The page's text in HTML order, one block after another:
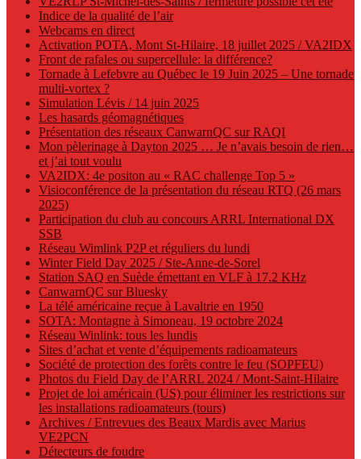
Indice de la qualité de l’air
Webcams en direct
Activation POTA, Mont St-Hilaire, 18 juillet 2025 / VA2IDX
Front de rafales ou supercellule: la différence?
Tornade à Lefebvre au Québec le 19 Juin 2025 – Une tornade
multi-vortex ?
Simulation Lévis / 14 juin 2025
Les hasards géomagnétiques
Présentation des réseaux CanwarnQC sur RAQI
Mon pèlerinage à Dayton 2025 … Je n’avais besoin de rien…
et j’ai tout voulu
VA2IDX: 4e positon au « RAC challenge Top 5 »
Visioconférence de la présentation du réseau RTQ (26 mars
2025)
Participation du club au concours ARRL International DX
SSB
Réseau Wimlink P2P et réguliers du lundi
Winter Field Day 2025 / Ste-Anne-de-Sorel
Station SAQ en Suède émettant en VLF à 17.2 KHz
CanwarnQC sur Bluesky
La télé américaine reçue à Lavaltrie en 1950
SOTA: Montagne à Simoneau, 19 octobre 2024
Réseau Winlink: tous les lundis
Sites d’achat et vente d’équipements radioamateurs
Société de protection des forêts contre le feu (SOPFEU)
Photos du Field Day de l’ARRL 2024 / Mont-Saint-Hilaire
Projet de loi américain (US) pour éliminer les restrictions sur
les installations radioamateurs (tours)
Archives / Entrevues des Beaux Mardis avec Marius
VE2PCN
Détecteurs de foudre